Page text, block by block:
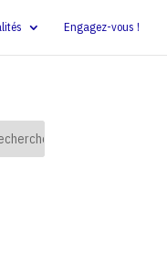
Engagez-vous !